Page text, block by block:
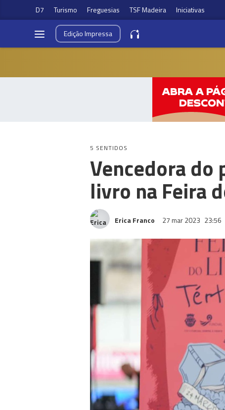
D7 Turismo Freguesias TSF Madeira Iniciativas
EdiçãoImpressa
5 SENTIDOS
Vencedora do
livro na Feira
Erica Franco 27 mar 2023 23:56